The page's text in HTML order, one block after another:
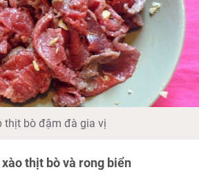
thịt bò đậm đà gia vị
thịt bò và rong biển